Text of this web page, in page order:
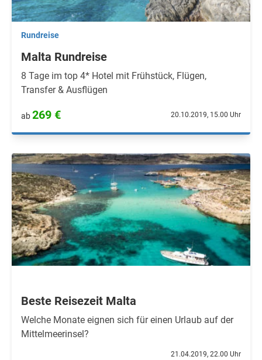
Rundreise
Malta Rundreise
8 Tage im top 4* Hotel mit Frühstück, Flügen,
Transfer & Ausflügen
ab269 € 20.10.2019, 15.00 Uhr
Beste Reisezeit Malta
Welche Monate eignen sich für einen Urlaub auf der
Mittelmeerinsel?
21.04.2019, 22.00 Uhr